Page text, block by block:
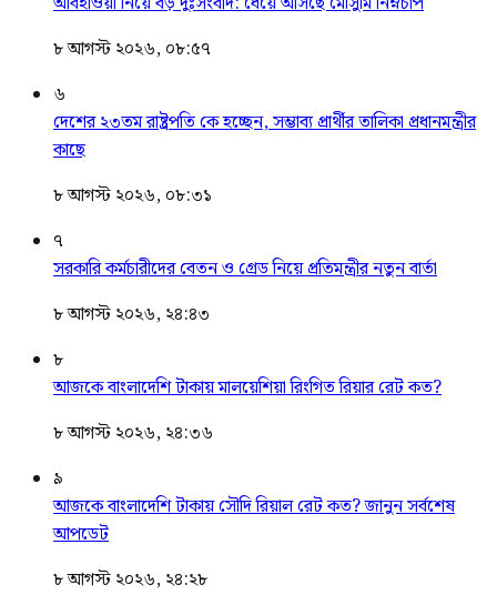
৮ আগস্ট ২০২৬, ০৮:৫৭
৬
দেশের ২৩তম রাষ্ট্রপতি কে হচ্ছেন, সম্ভাব্য প্রার্থীর তালিকা প্রধানমন্ত্রীর
কাছে
৮ আগস্ট ২০২৬, ০৮:৩১
৭
সরকারি কর্মচারীদের বেতন ও গ্রেড নিয়ে প্রতিমন্ত্রীর নতুন বার্তা
৮ আগস্ট ২০২৬, ২৪:৪৩
৮
আজকে বাংলাদেশি টাকায় মালয়েশিয়া রিংগিত রিয়ার রেট কত?
৮ আগস্ট ২০২৬, ২৪:৩৬
৯
আজকে বাংলাদেশি টাকায় সৌদি রিয়াল রেট কত? জানুন সর্বশেষ
আপডেট
৮ আগস্ট ২০২৬, ২৪:২৮